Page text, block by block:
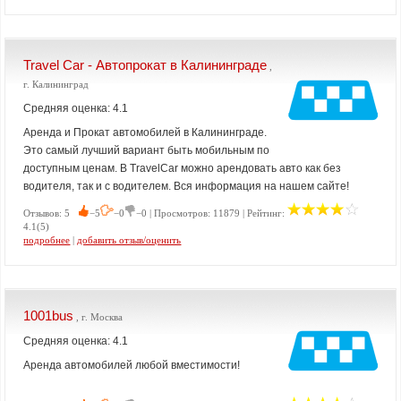
Travel Car - Автопрокат в Калининграде
г. Калининград
Средняя оценка: 4.1
Аренда и Прокат автомобилей в Калининграде.
Это самый лучший вариант быть мобильным по
доступным ценам. В TravelCar можно арендовать авто как без
водителя, так и с водителем. Вся информация на нашем сайте!
Отзывов: 5 −5 −0
−0 | Просмотров: 11879 | Рейтинг:
4.1(5)
подробнее | добавить отзыв/оценить
1001bus , г. Москва
Средняя оценка: 4.1
Аренда автомобилей любой вместимости!